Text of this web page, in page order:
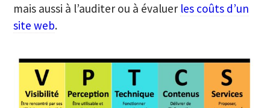
mais aussi à l’auditer ou à évaluer les coûts d’un
site web.